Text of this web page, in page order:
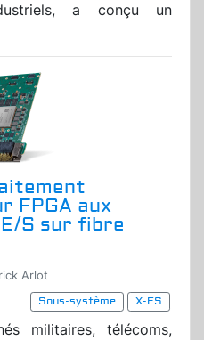
a conçu un
FPGA aux
S sur fibre
Arlot
Sous-système
X-ES
militaires, télécoms,